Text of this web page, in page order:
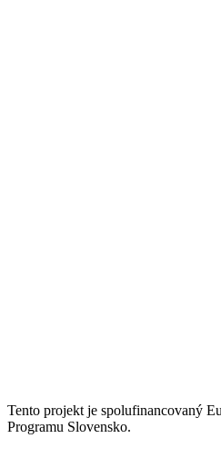
Tento projekt je spolufinancovaný
Programu Slovensko.